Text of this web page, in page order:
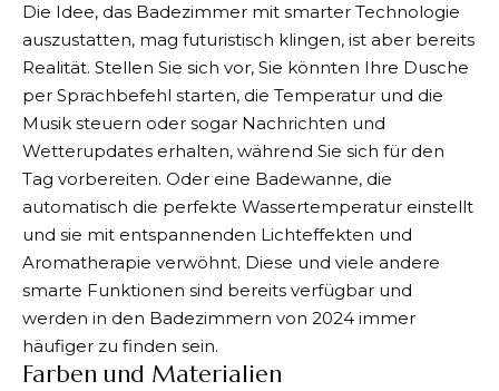
Die Idee, das Badezimmer mit smarter Technologie
auszustatten, mag futuristisch klingen, ist aber bereits
Realität. Stellen Sie sich vor, Sie könnten Ihre Dusche
per Sprachbefehl starten, die Temperatur und die
Musik steuern oder sogar Nachrichten und
Wetterupdates erhalten, während Sie sich für den
Tag vorbereiten. Oder eine Badewanne, die
automatisch die perfekte Wassertemperatur einstellt
und sie mit entspannenden Lichteffekten und
Aromatherapie verwöhnt. Diese und viele andere
smarte Funktionen sind bereits verfügbar und
werden in den Badezimmern von 2024 immer
häufiger zu finden sein.
Farben und Materialien